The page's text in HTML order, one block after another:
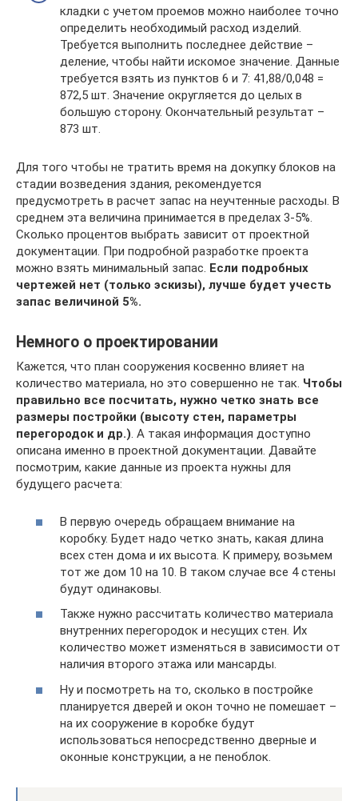
кладки с учетом проемов можно наиболее точно
определить необходимый расход изделий.
Требуется выполнить последнее действие –
деление, чтобы найти искомое значение. Данные
требуется взять из пунктов 6 и 7: 41,88/0,048 =
872,5 шт. Значение округляется до целых в
большую сторону. Окончательный результат –
873 шт.
Для того чтобы не тратить время на докупку блоков на
стадии возведения здания, рекомендуется
предусмотреть в расчет запас на неучтенные расходы. В
среднем эта величина принимается в пределах 3-5%.
Сколько процентов выбрать зависит от проектной
документации. При подробной разработке проекта
можно взять минимальный запас. Если подробных
чертежей нет (только эскизы), лучше будет учесть
запас величиной 5%.
Немного о проектировании
Кажется, что план сооружения косвенно влияет на
количество материала, но это совершенно не так. Чтобы
правильно все посчитать, нужно четко знать все
размеры постройки (высоту стен, параметры
перегородок и др.). А такая информация доступно
описана именно в проектной документации. Давайте
посмотрим, какие данные из проекта нужны для
будущего расчета:
В первую очередь обращаем внимание на
коробку. Будет надо четко знать, какая длина
всех стен дома и их высота. К примеру, возьмем
тот же дом 10 на 10. В таком случае все 4 стены
будут одинаковы.
Также нужно рассчитать количество материала
внутренних перегородок и несущих стен. Их
количество может изменяться в зависимости от
наличия второго этажа или мансарды.
Ну и посмотреть на то, сколько в постройке
планируется дверей и окон точно не помешает –
на их сооружение в коробке будут
использоваться непосредственно дверные и
оконные конструкции, а не пеноблок.